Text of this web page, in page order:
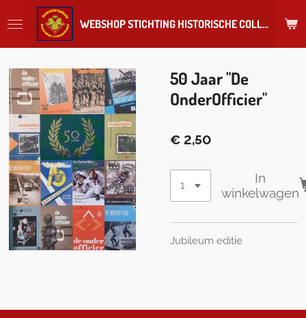
direct
hoofdinhoud
WEBSHOP STICHTING HISTORISCHE COLLECTIE REGIMENT
50 Jaar "De
OnderOfficier"
€ 2,50
In
winkelwagen
Jubileum editie